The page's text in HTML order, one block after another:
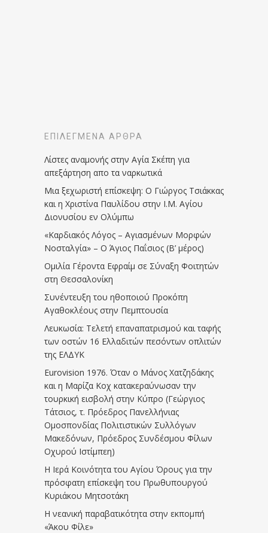
ΕΠΙΛΕΓΜΈΝΑ ΆΡΘΡΑ
Λίστες αναμονής στην Αγία Σκέπη για
απεξάρτηση απο τα ναρκωτικά
Μια ξεχωριστή επίσκεψη: Ο Γιώργος Τσιάκκας
και η Χριστίνα Παυλίδου στην Ι.Μ. Αγίου
Διονυσίου εν Ολύμπω
«Καρδιακός Λόγος – Αγιασμένων Μορφών
Νοσταλγία» – Ο Άγιος Παΐσιος (Β’ μέρος)
Ομιλία Γέροντα Εφραίμ σε Σύναξη Φοιτητών
στη Θεσσαλονίκη
Συνέντευξη του ηθοποιού Προκόπη
Αγαθοκλέους στην Πεμπτουσία
Λευκωσία: Τελετή επαναπατρισμού και ταφής
των οστών 16 Ελλαδιτών πεσόντων οπλιτών
της ΕΛΔΥΚ
Eurovision 1976. Όταν ο Μάνος Χατζηδάκης
και η Μαρίζα Κοχ κατακεραύνωσαν την
τουρκική εισβολή στην Κύπρο (Γεώργιος
Τάτσιος, τ. Πρόεδρος Πανελλήνιας
Ομοσπονδίας Πολιτιστικών Συλλόγων
Μακεδόνων, Πρόεδρος Συνδέσμου Φίλων
Οχυρού Ιστίμπεη)
Η Ιερά Κοινότητα του Αγίου Όρους για την
πρόσφατη επίσκεψη του Πρωθυπουργού
Κυριάκου Μητσοτάκη
Η νεανική παραβατικότητα στην εκπομπή
«Άκου Φίλε»